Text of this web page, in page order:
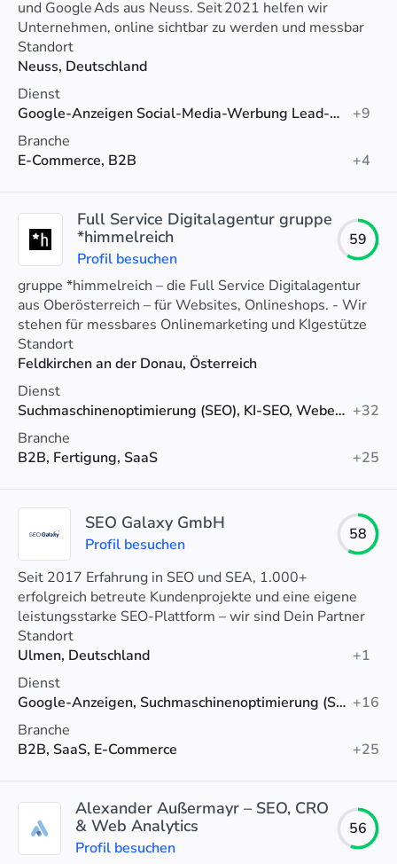
und Google Ads aus Neuss. Seit 2021 helfen wir
Unternehmen, online sichtbar zu werden und messbar
zu wachsen
Standort
Neuss, Deutschland
Dienst
Google-Anzeigen Social-Media-Werbung Lead-Generierung Suchmaschinenoptimierung (SEO), E-Commerce-SEO, PPC
+9
Branche
E-Commerce, B2B
+4
Full Service Digitalagentur gruppe
*himmelreich
Profil besuchen
59
gruppe *himmelreich – die Full Service Digitalagentur
aus Oberösterreich – für Websites, Onlineshops. - Wir
stehen für messbares Onlinemarketing und KIgestütze
Optimierung.
Standort
Feldkirchen an der Donau, Österreich
Dienst
Suchmaschinenoptimierung (SEO), KI-SEO, Webentwicklung +32
Branche
B2B, Fertigung, SaaS
+25
SEO Galaxy GmbH
Profil besuchen
58
Seit 2017 Erfahrung in SEO und SEA, 1.000+
erfolgreich betreute Kundenprojekte und eine eigene
leistungsstarke SEO-Plattform – wir sind Dein Partner
für messbar mehr Kunden durch SEO & SEA.
Standort
Ulmen, Deutschland
+1
Dienst
Google-Anzeigen, Suchmaschinenoptimierung (SEO), Linkaufbau +16
Branche
B2B, SaaS, E-Commerce
+25
Alexander Außermayr – SEO, CRO
& Web Analytics
Profil besuchen
56